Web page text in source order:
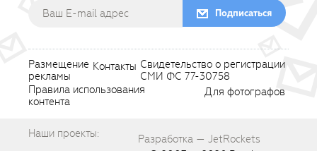
Подписаться
Размещение
рекламы
Контакты Свидетельство о регистрации
СМИ ФС 77-30758
Правила использования
контента
Для фотографов
Наши проекты:
Разработка — JetRockets